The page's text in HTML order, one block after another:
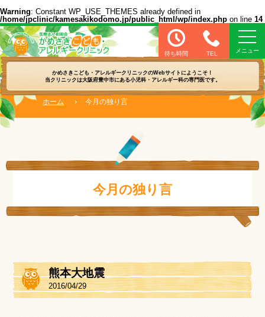
Warning: Constant WP_USE_THEMES already defined in
/home/jpclinic/kamesakikodomo.jp/public_html/wp/index.php on line 14
医療法人 創和会 かめさきこども・アレル
かめさきこども・アレルギークリニックのWebサイトにようこそ！
当クリニックは大阪府豊中市にある小児科・アレルギー科の専門医です。
待ち時間 TEL
ホーム › 今月の独り言
今月の独り言
熊本大地震
2016/04/29